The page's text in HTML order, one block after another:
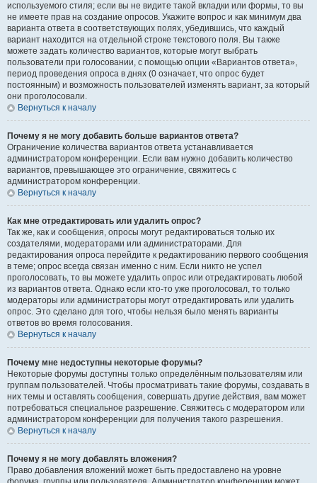
используемого стиля; если вы не видите такой вкладки или формы, то вы
не имеете прав на создание опросов. Укажите вопрос и как минимум два
варианта ответа в соответствующих полях, убедившись, что каждый
вариант находится на отдельной строке текстового поля. Вы также
можете задать количество вариантов, которые могут выбрать
пользователи при голосовании, с помощью опции «Вариантов ответа»,
период проведения опроса в днях (0 означает, что опрос будет
постоянным) и возможность пользователей изменять вариант, за который
они проголосовали.
Вернуться к началу
Почему я не могу добавить больше вариантов ответа?
Ограничение количества вариантов ответа устанавливается
администратором конференции. Если вам нужно добавить количество
вариантов, превышающее это ограничение, свяжитесь с
администратором конференции.
Вернуться к началу
Как мне отредактировать или удалить опрос?
Так же, как и сообщения, опросы могут редактироваться только их
создателями, модераторами или администраторами. Для
редактирования опроса перейдите к редактированию первого сообщения
в теме; опрос всегда связан именно с ним. Если никто не успел
проголосовать, то вы можете удалить опрос или отредактировать любой
из вариантов ответа. Однако если кто-то уже проголосовал, то только
модераторы или администраторы могут отредактировать или удалить
опрос. Это сделано для того, чтобы нельзя было менять варианты
ответов во время голосования.
Вернуться к началу
Почему мне недоступны некоторые форумы?
Некоторые форумы доступны только определённым пользователям или
группам пользователей. Чтобы просматривать такие форумы, создавать в
них темы и оставлять сообщения, совершать другие действия, вам может
потребоваться специальное разрешение. Свяжитесь с модератором или
администратором конференции для получения такого разрешения.
Вернуться к началу
Почему я не могу добавлять вложения?
Право добавления вложений может быть предоставлено на уровне